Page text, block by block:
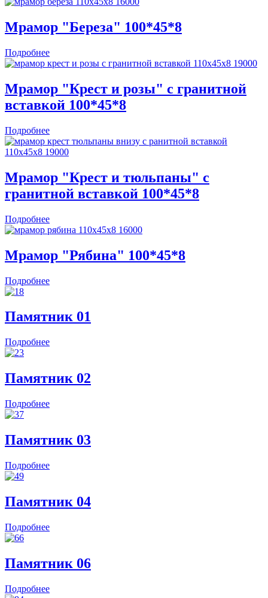
Мрамор "Береза" 100*45*8
Подробнее
Мрамор "Крест и розы" с гранитной
вставкой 100*45*8
Подробнее
Мрамор "Крест и тюльпаны" с
гранитной вставкой 100*45*8
Подробнее
Мрамор "Рябина" 100*45*8
Подробнее
Памятник 01
Подробнее
Памятник 02
Подробнее
Памятник 03
Подробнее
Памятник 04
Подробнее
Памятник 06
Подробнее